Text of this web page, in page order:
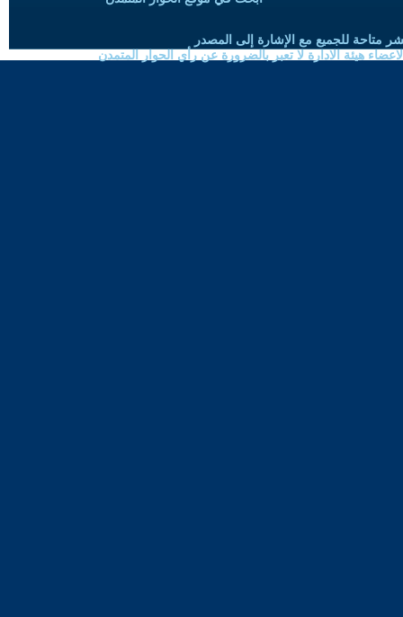
متاحة للجميع مع الإشارة إلى المصدر
هيئة الادارة لا تعبر بالضرورة عن رأي الحوار المتمدن